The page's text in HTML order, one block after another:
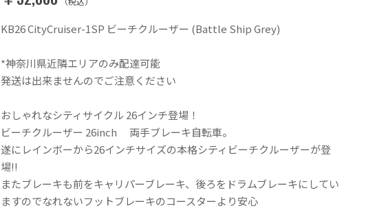
KB26 CityCruiser-1SP ビーチクルーザー (Battle Ship Grey)
*神奈川県近隣エリアのみ配達可能
発送は出来ませんのでご注意ください
おしゃれなシティサイクル 26インチ登場！
ビーチクルーザー 26inch 両手ブレーキ自転車。
遂にレインボーから26インチサイズの本格シティビーチクルーザーが登
場!!
またブレーキも前をキャリパーブレーキ、後ろをドラムブレーキにしてい
ますのでなれないフットブレーキのコースターより安心